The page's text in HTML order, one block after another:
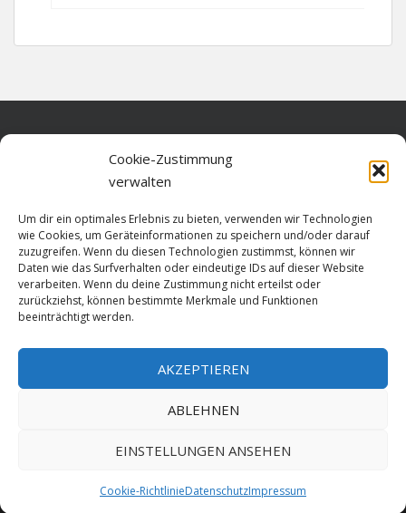
Cookie-Zustimmung
verwalten
Um dir ein optimales Erlebnis zu bieten, verwenden wir Technologien
wie Cookies, um Geräteinformationen zu speichern und/oder darauf
zuzugreifen. Wenn du diesen Technologien zustimmst, können wir
Daten wie das Surfverhalten oder eindeutige IDs auf dieser Website
verarbeiten. Wenn du deine Zustimmung nicht erteilst oder
zurückziehst, können bestimmte Merkmale und Funktionen
beeinträchtigt werden.
AKZEPTIEREN
ABLEHNEN
EINSTELLUNGEN ANSEHEN
Cookie-RichtlinieDatenschutzImpressum
Datenschutz
Cookie-Richtlinie (EU)
Impressum
HOME
NADV